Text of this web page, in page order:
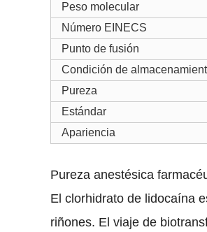
Peso molecular
Número EINECS
Punto de fusión
Condición de
Pureza
Estándar
Apariencia
Pureza anestésica
El clorhidrato de lidocaína
riñones. El viaje de